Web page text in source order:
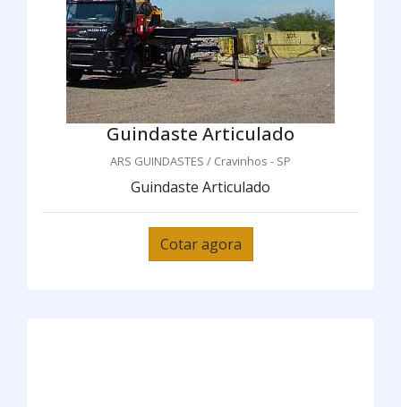
Guindaste Articulado
ARS GUINDASTES / Cravinhos - SP
Guindaste Articulado
Cotar agora